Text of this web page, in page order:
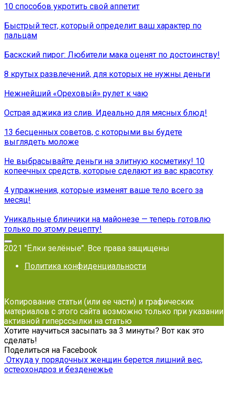
10 способов укротить свой аппетит
Быстрый тест, который определит ваш характер по
пальцам
Баскский пирог: Любители мака оценят по достоинству!
8 крутых развлечений, для которых не нужны деньги
Нежнейший «Ореховый» рулет к чаю
Острая аджика из слив. Идеально для мясных блюд!
13 бесценных советов, с которыми вы будете
выглядеть моложе
Не выбрасывайте деньги на элитную косметику! 10
копеечных средств, которые сделают из вас красотку
4 упражнения, которые изменят ваше тело всего за
месяц!
Уникальные блинчики на майонезе — теперь готовлю
только по этому рецепту!
2021 "Ёлки зелёные". Все права защищены
Политика конфиденциальности
Копирование статьи (или ее части) и графических
материалов с этого сайта возможно только при указании
активной гиперссылки на статью
Хотите научиться засыпать за 3 минуты? Вот как это
сделать!
Поделиться на Facebook
Откуда у порядочных женщин берется лишний вес,
остеохондроз и безденежье